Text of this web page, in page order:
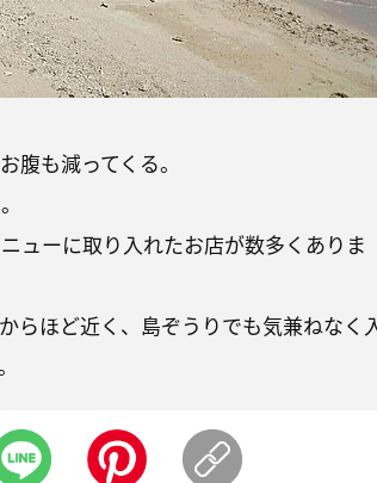
腹も減ってくる。
ューに取り入れたお店が数多くありま
らほど近く、島ぞうりでも気兼ねなく